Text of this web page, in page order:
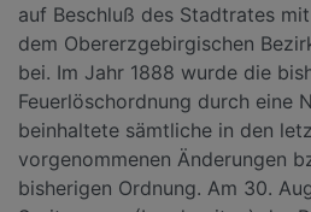
auf Beschluß des Stadtrates
dem Obererzgebirgischen
bei. Im Jahr 1888 wurde die
Feuerlöschordnung durch eine
beinhaltete sämtliche in den
vorgenommenen Änderungen
bisherigen Ordnung. Am 30.